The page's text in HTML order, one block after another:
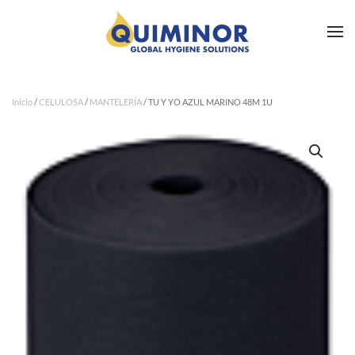
Ir al contenido principal
Inicio/CELULOSA/ MANTELERÍA/ TU Y YO AZUL MARINO 48M 1U